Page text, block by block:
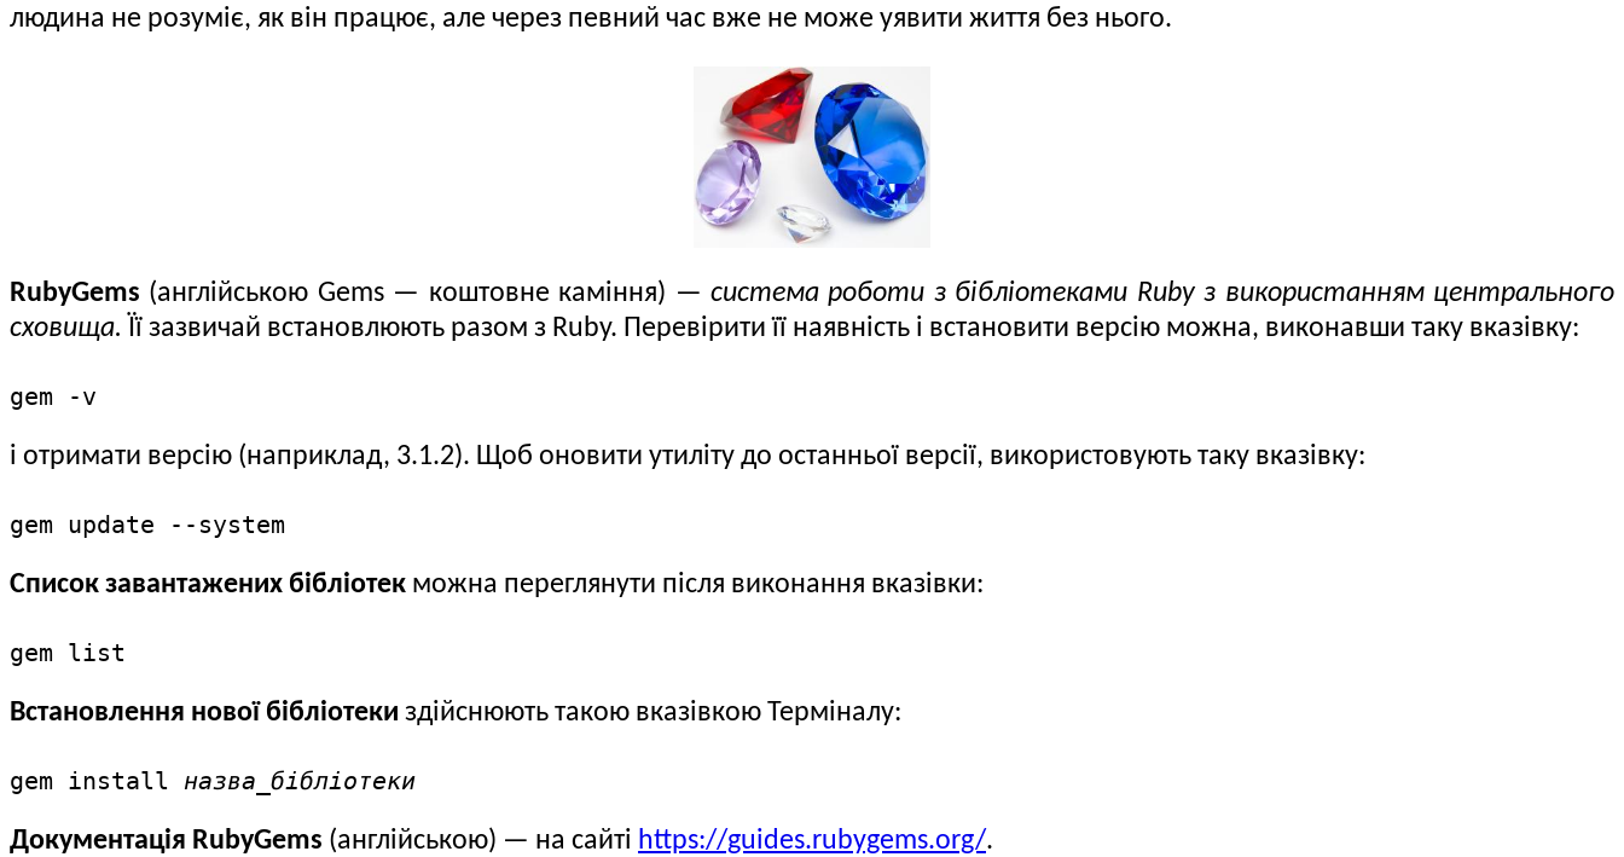
людина не розуміє, як він працює, але через певний час вже не може уявити життя без нього.
RubyGems (англійською Gems — коштовне каміння) — система роботи з бібліотеками Ruby з використанням центрального
сховища. Її зазвичай встановлюють разом з Ruby. Перевірити її наявність і встановити версію можна, виконавши таку вказівку:
gem -v
і отримати версію (наприклад, 3.1.2). Щоб оновити утиліту до останньої версії, використовують таку вказівку:
gem update --system
Список завантажених бібліотек можна переглянути після виконання вказівки:
gem list
Встановлення нової бібліотеки здійснюють такою вказівкою Терміналу:
gem install назва_бібліотеки
Документація RubyGems (англійською) — на сайті https://guides.rubygems.org/.